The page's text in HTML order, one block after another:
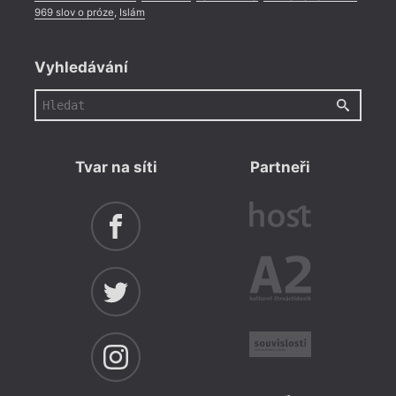
969 slov o próze, Islám
Vyhledávání
Tvar na síti Partneři